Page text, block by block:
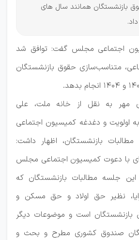
بازنشستگان همانند سال های
اجتماعی مجلس گفت: توافق شد
متناسب‌سازی حقوق بازنشستگان
مهر به نقل از خانه ملت، علی
به اولویت و دغدغه کمیسیون اجتماعی
بازنشستگان، اظهار داشت:
با دعوت کمیسیون اجتماعی مجلس
جلسه مطالبات بازنشستگان که
نظیر حق اولاد و حق مسکن و
بازنشستگان است و موضوعات دیگر
صندوق کشوری مطرح و بحث و